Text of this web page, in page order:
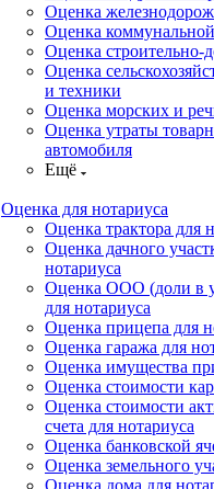
Оценка
Оценка
Оценка строительно-
Оценка
и техники
Оценка морских и
Оценка утраты
автомобиля
Ещё
Оценка для нотариуса
Оценка трактора для
Оценка дачного
нотариуса
Оценка ООО (доли в
для нотариуса
Оценка прицепа для
Оценка гаража для
Оценка имущества
Оценка стоимости
Оценка стоимости
счета для нотариуса
Оценка банковской
Оценка земельного
Оценка дома для